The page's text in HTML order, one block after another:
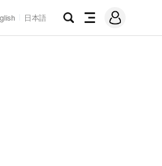
日本語
검
전
메
그